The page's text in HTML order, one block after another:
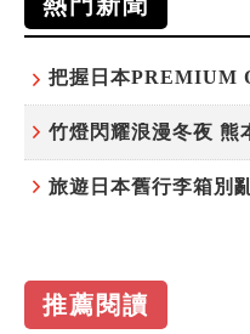
竹燈閃耀浪漫冬夜 熊
旅遊日本舊行李箱別
推薦閱讀